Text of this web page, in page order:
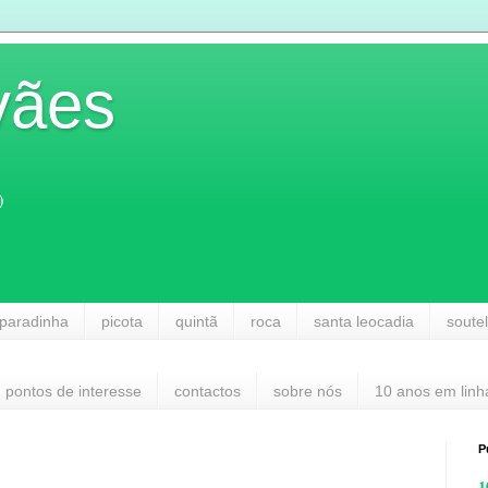
picota quintã roca santa leocadia
pontos de interesse contactos sobre nós 10 anos em